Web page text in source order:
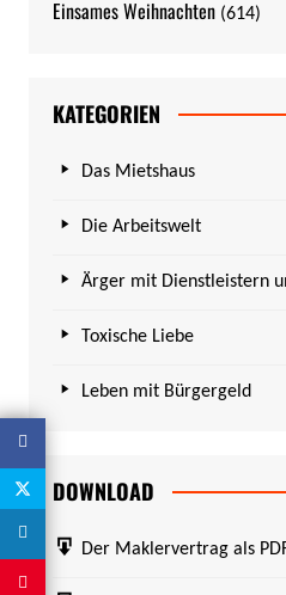
Einsames Weihnachten (614)
KATEGORIEN
Das Mietshaus
Die Arbeitswelt
Ärger mit Dienstleistern
Toxische Liebe
Leben mit Bürgergeld
DOWNLOAD
Der Maklervertrag als